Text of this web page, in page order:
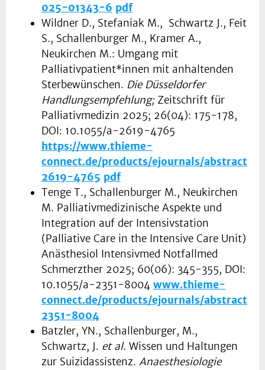
025-01343-6 pdf
Wildner D., Stefaniak M., Schwartz J., Feit
S., Schallenburger M., Kramer A.,
Neukirchen M.: Umgang mit
Palliativpatient*innen mit anhaltenden
Sterbewünschen. Die Düsseldorfer
Handlungsempfehlung; Zeitschrift für
Palliativmedizin 2025; 26(04): 175-178,
DOI: 10.1055/a-2619-4765
https://www.thieme-
connect.de/products/ejournals/abstract/
2619-4765 pdf
Tenge T., Schallenburger M., Neukirchen
M. Palliativmedizinische Aspekte und
Integration auf der Intensivstation
(Palliative Care in the Intensive Care Unit)
Anästhesiol Intensivmed Notfallmed
Schmerzther 2025; 60(06): 345-355, DOI:
10.1055/a-2351-8004 www.thieme-
connect.de/products/ejournals/abstract/
2351-8004
Batzler, YN., Schallenburger, M.,
Schwartz, J. et al. Wissen und Haltungen
zur Suizidassistenz. Anaesthesiologie